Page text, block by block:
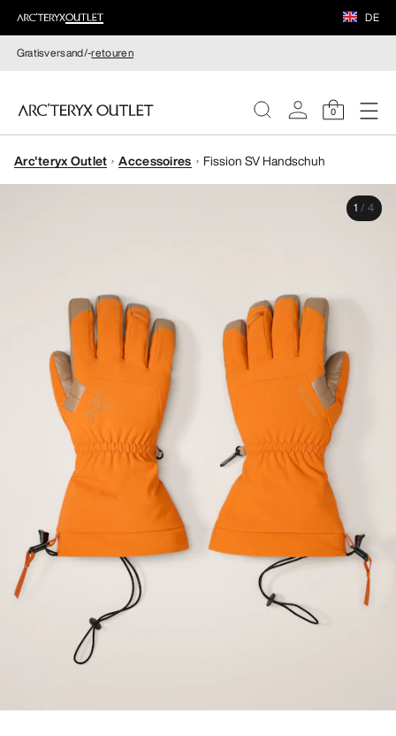
DE
Gratisversand/-retouren
0
DAMEN
Arc'teryx Outlet Accessoires Fission SV Handschuh
1 / 4